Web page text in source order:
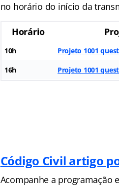
no horário do início da
Horário
10h Projeto 1001
16h Projeto 1001
Código Civil artigo
Acompanhe a programação